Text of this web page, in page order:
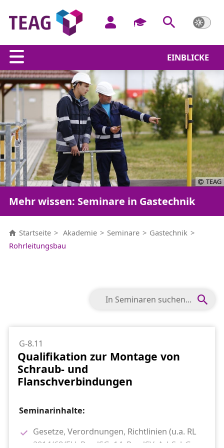
EINBLICKE
TEAG
Mehr wissen: Seminare in Gastechnik
Startseite Akademie Seminare
Gastechnik
Rohrleitungsbau
G-8.11
Qualifikation zur Montage von
Schraub- und
Flanschverbindungen
Seminarinhalte:
Gesetze, Verordnungen, Richtlinien (u.a. RL
2014/68/EU, ProdSG, 14. ProdSV, ArbSchG,